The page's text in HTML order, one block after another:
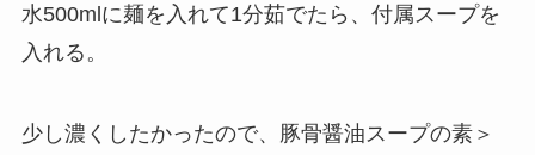
水500mlに麺を入れて1分茹でたら、付属スープを
入れる。
少し濃くしたかったので、豚骨醤油スープの素＞